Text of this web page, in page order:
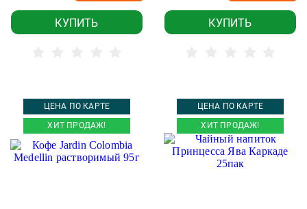
КУПИТЬ КУПИТЬ
ЦЕНА ПО КАРТЕ
ХИТ ПРОДАЖ!
ЦЕНА ПО КАРТЕ
ХИТ ПРОДАЖ!